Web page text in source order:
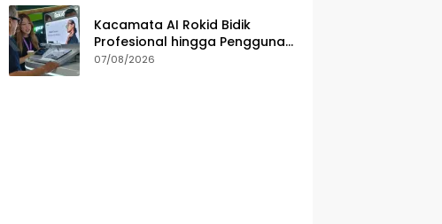
Kacamata AI Rokid Bidik
Profesional hingga Pengguna
Lifestyle
07/08/2026